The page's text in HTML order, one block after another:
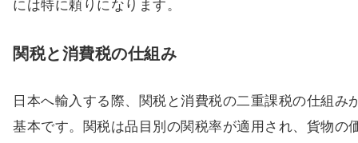
には特に頼りになります。
関税と消費税の仕組み
日本へ輸入する際、関税と消費税の二重課税の仕組み
基本です。関税は品目別の関税率が適用され、貨物の